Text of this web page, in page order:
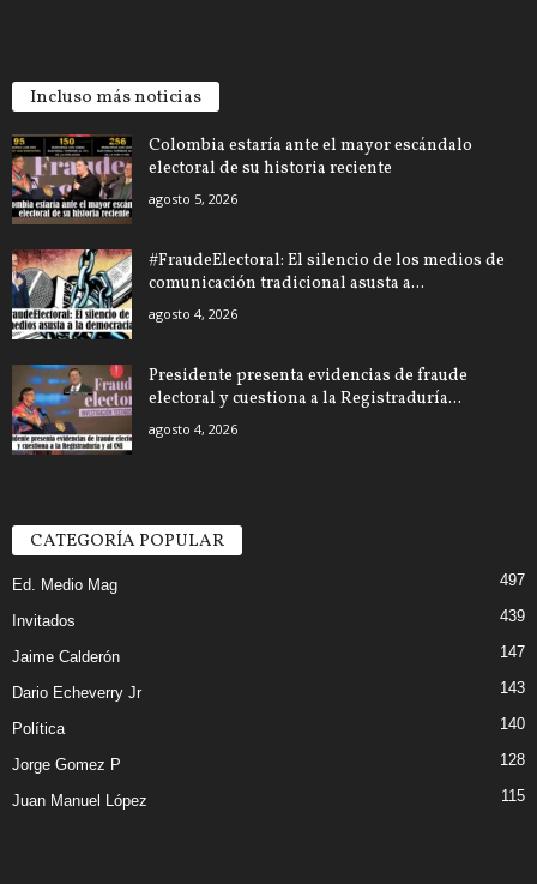
Incluso más noticias
Colombia estaría ante el mayor escándalo
electoral de su historia reciente
agosto 5, 2026
#FraudeElectoral: El silencio de los medios de
comunicación tradicional asusta a...
agosto 4, 2026
Presidente presenta evidencias de fraude
electoral y cuestiona a la Registraduría...
agosto 4, 2026
CATEGORÍA POPULAR
Ed. Medio Mag 497
Invitados 439
Jaime Calderón 147
Dario Echeverry Jr 143
Política 140
Jorge Gomez P 128
Juan Manuel López 115